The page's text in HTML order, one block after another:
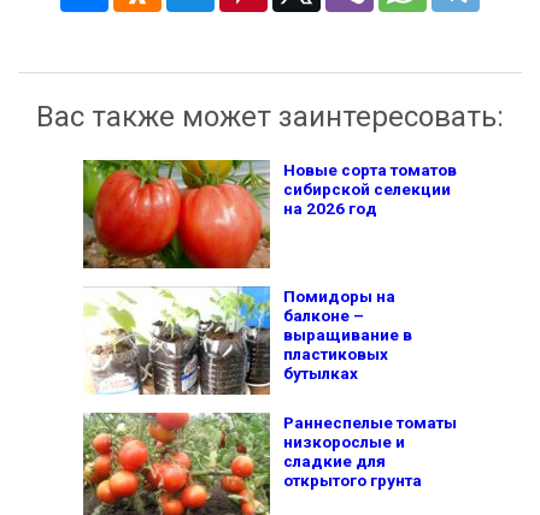
Вас также может заинтересовать:
Новые сорта томатов
сибирской селекции
на 2026 год
Помидоры на
балконе –
выращивание в
пластиковых
бутылках
Раннеспелые томаты
низкорослые и
сладкие для
открытого грунта